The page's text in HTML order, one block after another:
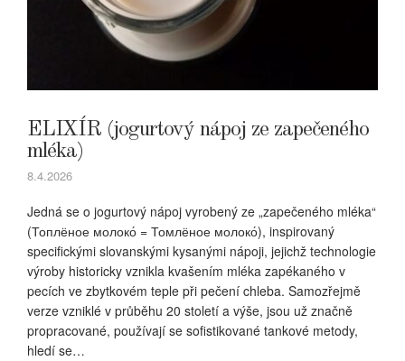
ELIXÍR (jogurtový nápoj ze zapečeného
mléka)
8.4.2026
Jedná se o jogurtový nápoj vyrobený ze „zapečeného mléka“
(Топлёное молоко́ = Томлёное молоко́), inspirovaný
specifickými slovanskými kysanými nápoji, jejichž technologie
výroby historicky vznikla kvašením mléka zapékaného v
pecích ve zbytkovém teple při pečení chleba. Samozřejmě
verze vzniklé v průběhu 20 století a výše, jsou už značně
propracované, používají se sofistikované tankové metody,
hledí se…